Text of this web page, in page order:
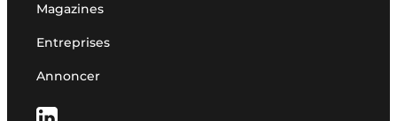
Magazines
Entreprises
Annoncer